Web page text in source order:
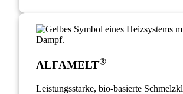
ALFAMELT®
Leistungsstarke, bio‑basierte